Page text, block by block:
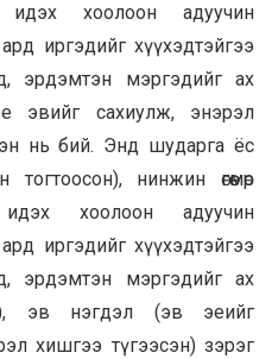
идэх хоолоон адуучин
иргэдийг хүүхэдтэйгээ
эрдэмтэн мэргэдийг ах
эвийг сахиулж, энэрэл
нь бий. Энд шударга ёс
нинжин өгөөмөр
идэх хоолоон адуучин
иргэдийг хүүхэдтэйгээ
эрдэмтэн мэргэдийг ах
эв нэгдэл (эв эеийг
хишгээ түгээсэн) зэрэг